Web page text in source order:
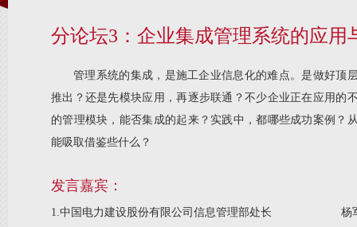
分论坛3：企业集成管理系统的应用
管理系统的集成，是施工企业信息化的难点。是做好顶
推出？还是先模块应用，再逐步联通？不少企业正在应用的
的管理模块，能否集成的起来？实践中，都哪些成功案例？
能吸取借鉴些什么？
发言嘉宾：
1.中国电力建设股份有限公司信息管理部处长
杨